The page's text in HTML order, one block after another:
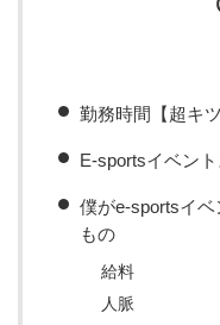
勤務時間【超キ
E-sportsイベン
僕がe-sportsイ
もの
給料
人脈